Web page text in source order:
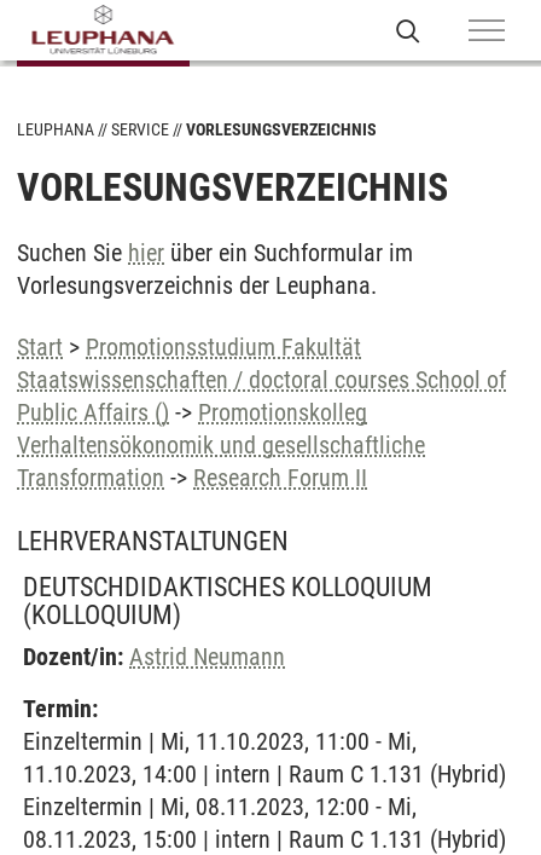
LEUPHANA SERVICE VORLESUNGSVERZEICHNIS
VORLESUNGSVERZEICHNIS
Suchen Sie hier über ein Suchformular im
Vorlesungsverzeichnis der Leuphana.
Start > Promotionsstudium Fakultät
Staatswissenschaften / doctoral courses School of
Public Affairs () -> Promotionskolleg
Verhaltensökonomik und gesellschaftliche
Transformation -> Research Forum II
LEHRVERANSTALTUNGEN
DEUTSCHDIDAKTISCHES KOLLOQUIUM
(KOLLOQUIUM)
Dozent/in: Astrid Neumann
Termin:
Einzeltermin | Mi, 11.10.2023, 11:00 - Mi,
11.10.2023, 14:00 | intern | Raum C 1.131 (Hybrid)
Einzeltermin | Mi, 08.11.2023, 12:00 - Mi,
08.11.2023, 15:00 | intern | Raum C 1.131 (Hybrid)